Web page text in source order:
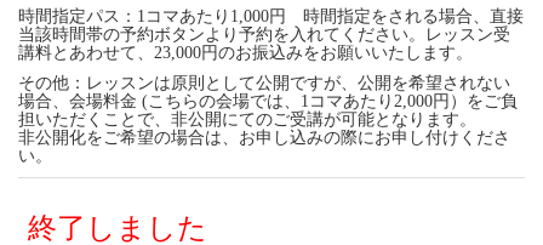
時間指定パス：1コマあたり1,000円 時間指定をされる場合、直接
当該時間帯の予約ボタンより予約を入れてください。レッスン受
講料とあわせて、23,000円のお振込みをお願いいたします。
その他：レッスンは原則として公開ですが、公開を希望されない
場合、会場料金 (こちらの会場では、1コマあたり2,000円）をご負
担いただくことで、非公開にてのご受講が可能となります。
非公開化をご希望の場合は、お申し込みの際にお申し付けくださ
い。
終了しました